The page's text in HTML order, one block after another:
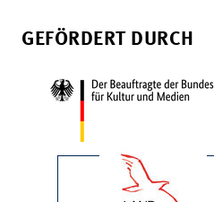
GEFÖRDERT DURCH